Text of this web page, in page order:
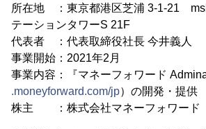
所在地 ：東京都港区芝浦 3-1-21
テーションタワーS 21F
代表者 ：代表取締役社長 今井義人
事業開始：2021年2月
事業内容：『マネーフォワード
.moneyforward.com/jp）の開発・提供
株主 ：株式会社マネーフォワード